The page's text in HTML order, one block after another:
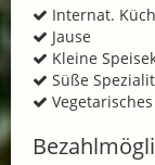
Internat.
Jause
Kleine
Süße
Vegetarisches